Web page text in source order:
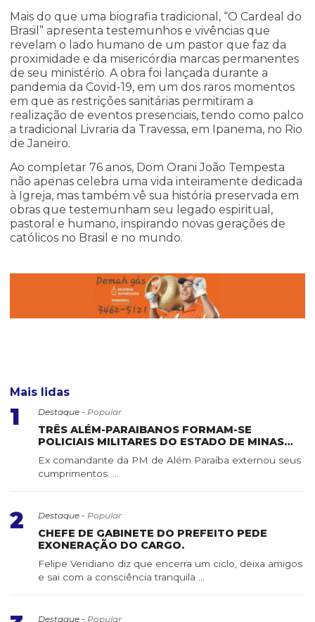
Mais lidas
1 Destaque - Popular
TRÊS ALÉM-PARAIBANOS FORMAM-SE
POLICIAIS MILITARES DO ESTADO DE MINAS
Ex comandante da PM de Além Paraíba externou seus
cumprimentos. ...
2 Destaque - Popular
CHEFE DE GABINETE DO PREFEITO PEDE
EXONERAÇÃO DO CARGO.
Felipe Veridiano diz que encerra um ciclo, deixa amigos
e sai com a consciência tranquila ...
Destaque - Popular
Mais do que uma biografia tradicional, “O Cardeal do
Brasil” apresenta testemunhos e vivências que
revelam o lado humano de um pastor que faz da
proximidade e da misericórdia marcas permanentes
de seu ministério. A obra foi lançada durante a
pandemia da Covid-19, em um dos raros momentos
em que as restrições sanitárias permitiram a
realização de eventos presenciais, tendo como palco
a tradicional Livraria da Travessa, em Ipanema, no Rio
de Janeiro.
Ao completar 76 anos, Dom Orani João Tempesta
não apenas celebra uma vida inteiramente dedicada
à Igreja, mas também vê sua história preservada em
obras que testemunham seu legado espiritual,
pastoral e humano, inspirando novas gerações de
católicos no Brasil e no mundo.